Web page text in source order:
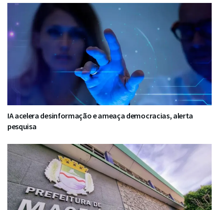
IA acelera desinformação e ameaça democracias, alerta
pesquisa